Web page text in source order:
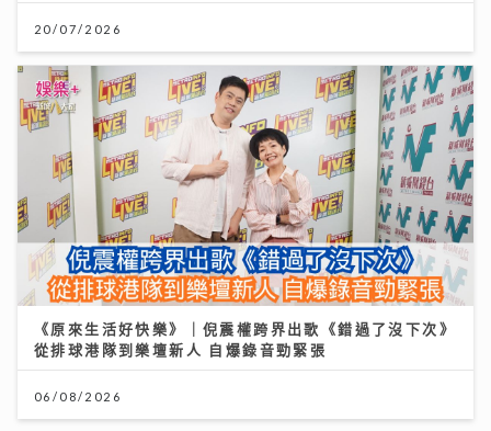
20/07/2026
《原來生活好快樂》｜倪震權跨界出歌《錯過了沒下次》
從排球港隊到樂壇新人 自爆錄音勁緊張
06/08/2026